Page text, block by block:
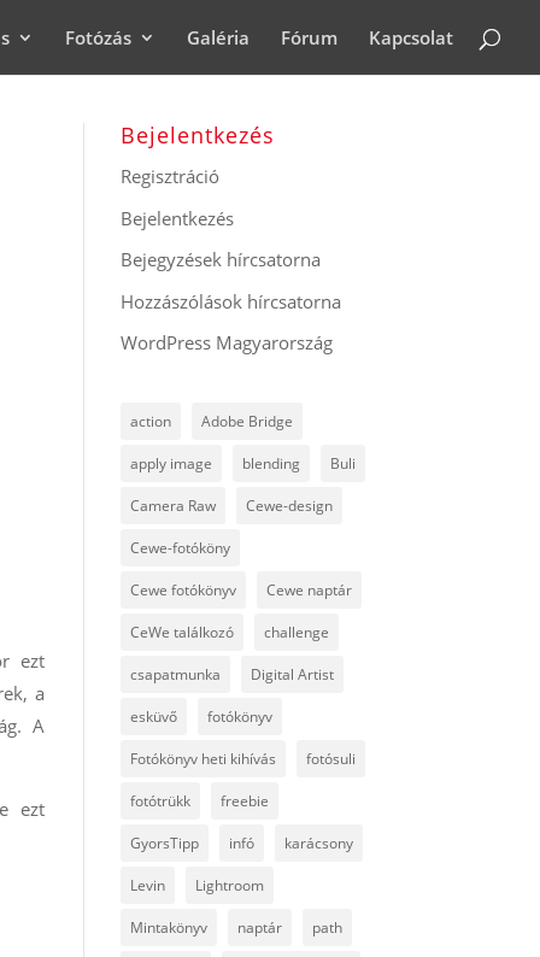
Fotózás Galéria Fórum Kapcsolat
ezt
a
A
ezt
Bejelentkezés
Regisztráció
Bejelentkezés
Bejegyzések hírcsatorna
Hozzászólások hírcsatorna
WordPress Magyarország
action Adobe Bridge
apply image blending Buli
Camera Raw Cewe-design
Cewe-fotóköny
Cewe fotókönyv Cewe naptár
CeWe találkozó challenge
csapatmunka Digital Artist
esküvő fotókönyv
Fotókönyv heti kihívás fotósuli
fotótrükk freebie
GyorsTipp infó karácsony
Levin Lightroom
Mintakönyv naptár path